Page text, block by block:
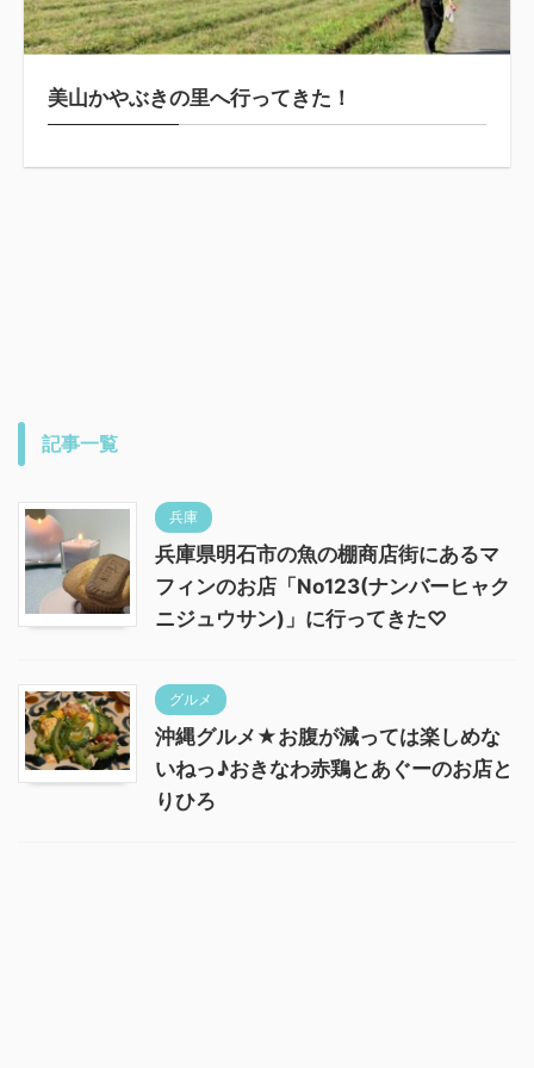
美山かやぶきの里へ行ってきた！
記事一覧
兵庫
兵庫県明石市の魚の棚商店街にあるマ
フィンのお店「No123(ナンバーヒャク
ニジュウサン)」に行ってきた♡
グルメ
沖縄グルメ★お腹が減っては楽しめな
いねっ♪おきなわ赤鶏とあぐーのお店と
りひろ